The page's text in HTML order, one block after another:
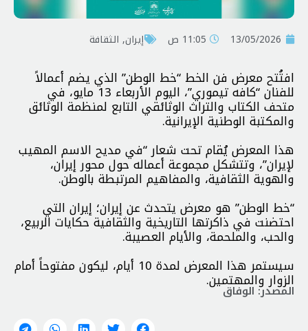
13/05/2026 11:05 ص إيران, الثقافة
افتُتح معرض فن الخط “خط الوطن” الذي يضم أعمالاً
للفنان “كافه تيموري”، اليوم الأربعاء 13 مايو، في
متحف الكتاب والتراث الوثائقي التابع لمنظمة الوثائق
والمكتبة الوطنية الإيرانية.
هذا المعرض يُقام تحت شعار “في مديح الاسم المهيب
لإيران”، وتتشكل مجموعة أعماله حول محور إيران،
والهوية الثقافية، والمفاهيم المرتبطة بالوطن.
“خط الوطن” هو معرض يتحدث عن إيران؛ إيران التي
احتضنت في ذاكرتها التاريخية والثقافية حكايات الربيع،
والحب، والملحمة، والأيام العصيبة.
سيستمر هذا المعرض لمدة 10 أيام، ليكون مفتوحاً أمام
الزوار والمهتمين.
المصدر: الوفاق